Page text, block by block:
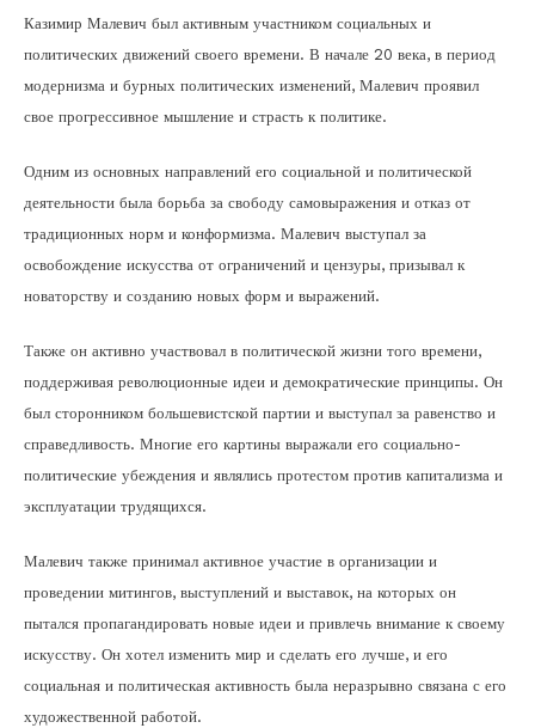
Казимир Малевич был активным участником социальных и
политических движений своего времени. В начале 20 века, в период
модернизма и бурных политических изменений, Малевич проявил
свое прогрессивное мышление и страсть к политике.
Одним из основных направлений его социальной и политической
деятельности была борьба за свободу самовыражения и отказ от
традиционных норм и конформизма. Малевич выступал за
освобождение искусства от ограничений и цензуры, призывал к
новаторству и созданию новых форм и выражений.
Также он активно участвовал в политической жизни того времени,
поддерживая революционные идеи и демократические принципы. Он
был сторонником большевистской партии и выступал за равенство и
справедливость. Многие его картины выражали его социально-
политические убеждения и являлись протестом против капитализма и
эксплуатации трудящихся.
Малевич также принимал активное участие в организации и
проведении митингов, выступлений и выставок, на которых он
пытался пропагандировать новые идеи и привлечь внимание к своему
искусству. Он хотел изменить мир и сделать его лучше, и его
социальная и политическая активность была неразрывно связана с его
художественной работой.